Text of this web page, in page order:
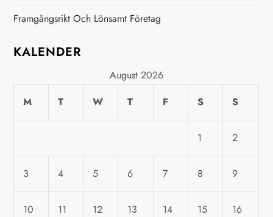
i
o
n
Framgångsrikt Och Lönsamt Företag
KALENDER
August 2026
M
T W T F S S
1 2
3 4 5 6 7 8 9
10 11 12 13 14 15 16